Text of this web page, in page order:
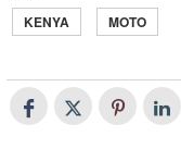
KENYA MOTO